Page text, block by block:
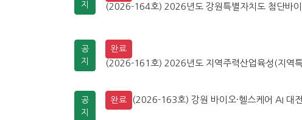
지
(2026-164호) 2026년도 강원특별자치도 첨단바
공
지
완료
(2026-161호) 2026년도 지역주력산업육성(지역
공
지
완료 (2026-163호) 강원 바이오·헬스케어 AI 대